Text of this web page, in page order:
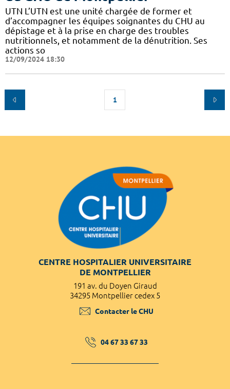
UTN L’UTN est une unité chargée de former et
d’accompagner les équipes soignantes du CHU au
dépistage et à la prise en charge des troubles
nutritionnels, et notamment de la dénutrition. Ses
actions so
12/09/2024 18:30
1
CENTRE HOSPITALIER UNIVERSITAIRE
DE MONTPELLIER
191 av. du Doyen Giraud
34295 Montpellier cedex 5
Contacter le CHU
04 67 33 67 33